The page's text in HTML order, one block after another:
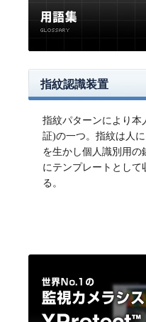
指紋認識装置
指紋パターンにより本
証)の一つ。指紋は人
を生かし個人識別用
にテンプレートとし
る。